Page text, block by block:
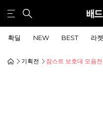
확딜 NEW BEST 라켓
기획전 잠스트 보호대 모음전